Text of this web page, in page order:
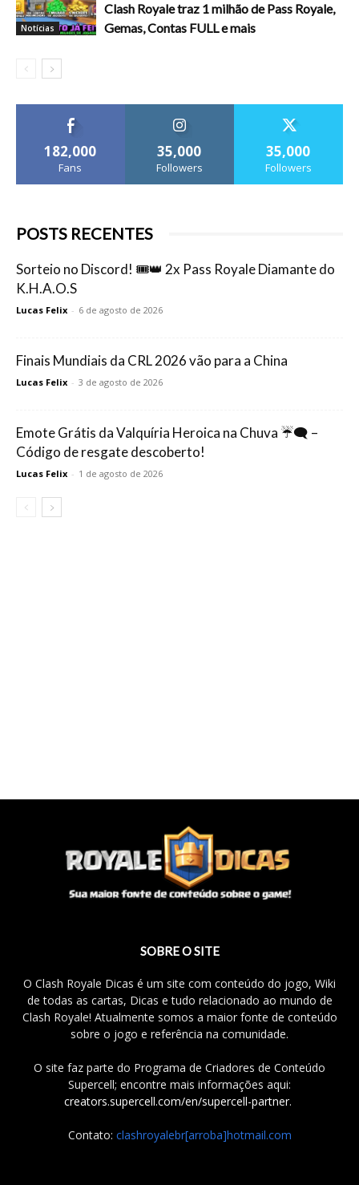
Notícias
Clash Royale traz 1 milhão de Pass Royale,
Gemas, Contas FULL e mais
182,000
Fans
35,000
Followers
35,000
Followers
POSTS RECENTES
Sorteio no Discord! 🎟️👑 2x Pass Royale Diamante do
K.H.A.O.S
Lucas Felix - 6 de agosto de 2026
Finais Mundiais da CRL 2026 vão para a China
Lucas Felix - 3 de agosto de 2026
Emote Grátis da Valquíria Heroica na Chuva ☔🗨️ –
Código de resgate descoberto!
Lucas Felix - 1 de agosto de 2026
SOBRE O SITE
O Clash Royale Dicas é um site com conteúdo do jogo, Wiki
de todas as cartas, Dicas e tudo relacionado ao mundo de
Clash Royale! Atualmente somos a maior fonte de conteúdo
sobre o jogo e referência na comunidade.
O site faz parte do Programa de Criadores de Conteúdo
Supercell; encontre mais informações aqui:
creators.supercell.com/en/supercell-partner.
Contato: clashroyalebr[arroba]hotmail.com